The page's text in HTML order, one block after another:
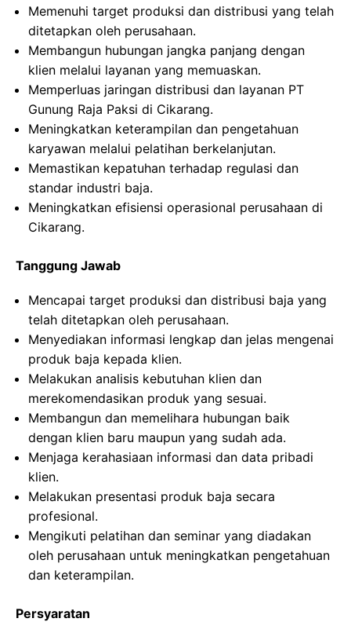
Memenuhi target produksi dan distribusi yang telah
ditetapkan oleh perusahaan.
Membangun hubungan jangka panjang dengan
klien melalui layanan yang memuaskan.
Memperluas jaringan distribusi dan layanan PT
Gunung Raja Paksi di Cikarang.
Meningkatkan keterampilan dan pengetahuan
karyawan melalui pelatihan berkelanjutan.
Memastikan kepatuhan terhadap regulasi dan
standar industri baja.
Meningkatkan efisiensi operasional perusahaan di
Cikarang.
Tanggung Jawab
Mencapai target produksi dan distribusi baja yang
telah ditetapkan oleh perusahaan.
Menyediakan informasi lengkap dan jelas mengenai
produk baja kepada klien.
Melakukan analisis kebutuhan klien dan
merekomendasikan produk yang sesuai.
Membangun dan memelihara hubungan baik
dengan klien baru maupun yang sudah ada.
Menjaga kerahasiaan informasi dan data pribadi
klien.
Melakukan presentasi produk baja secara
profesional.
Mengikuti pelatihan dan seminar yang diadakan
oleh perusahaan untuk meningkatkan pengetahuan
dan keterampilan.
Persyaratan